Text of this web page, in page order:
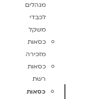
מנהלים
לכבדי
משקל
כסאות
מזכירה
כסאות
רשת
כסאות